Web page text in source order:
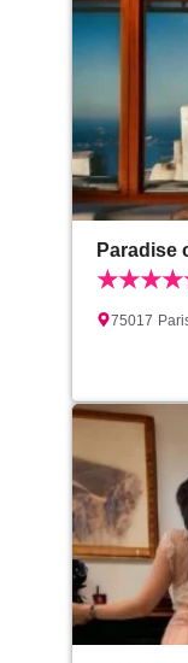
Paradise
75017